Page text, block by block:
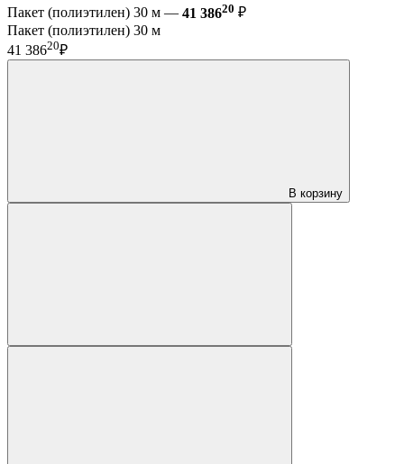
Пакет (полиэтилен) 30 м — 41 38620 ₽
Пакет (полиэтилен) 30 м
41 38620₽
В корзину